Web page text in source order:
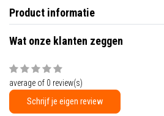
Product informatie
Wat onze klanten zeggen
average of 0 review(s)
Schrijf je eigen review